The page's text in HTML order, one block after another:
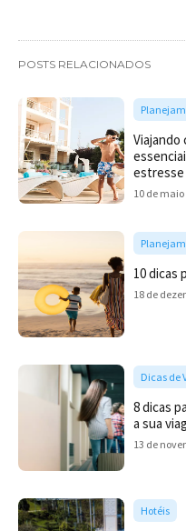
POSTS RELACIONADOS
Viajando
estresse
10 de maio
10 dicas
18 de
Dicas de
8 dicas
a sua
13 de
Hotéis